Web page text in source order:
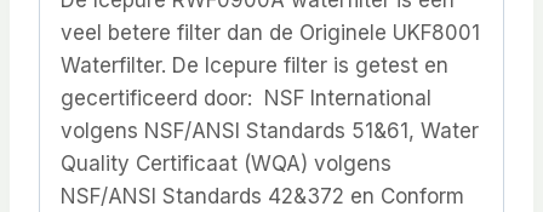
veel betere filter dan de Originele UKF8001
Waterfilter. De Icepure filter is getest en
gecertificeerd door: NSF International
volgens NSF/ANSI Standards 51&61, Water
Quality Certificaat (WQA) volgens
NSF/ANSI Standards 42&372 en Conform